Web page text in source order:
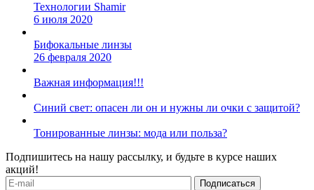
Технологии Shamir
6 июля 2020
Бифокальные линзы
26 февраля 2020
Важная информация!!!
Синий свет: опасен ли он и нужны ли очки с защитой?
Тонированные линзы: мода или польза?
Подпишитесь на нашу рассылку, и будьте в курсе наших
акций!